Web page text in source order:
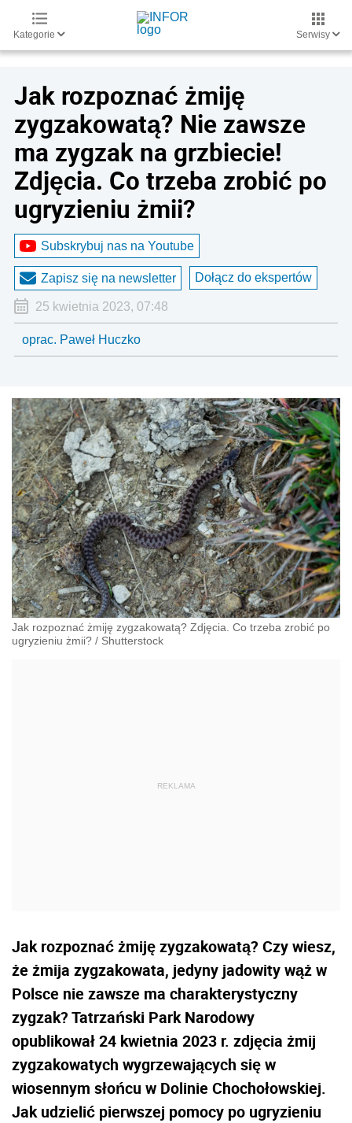
Kategorie Serwisy
Jak rozpoznać żmiję
zygzakowatą? Nie zawsze
ma zygzak na grzbiecie!
Zdjęcia. Co trzeba zrobić po
ugryzieniu żmii?
Subskrybuj nas na Youtube
Zapisz się na newsletter Dołącz do ekspertów
25 kwietnia 2023, 07:48
oprac. Paweł Huczko
Jak rozpoznać żmiję zygzakowatą? Zdjęcia. Co trzeba zrobić po
ugryzieniu żmii? / Shutterstock
Jak rozpoznać żmiję zygzakowatą? Czy wiesz,
że żmija zygzakowata, jedyny jadowity wąż w
Polsce nie zawsze ma charakterystyczny
zygzak? Tatrzański Park Narodowy
opublikował 24 kwietnia 2023 r. zdjęcia żmij
zygzakowatych wygrzewających się w
wiosennym słońcu w Dolinie Chochołowskiej.
Jak udzielić pierwszej pomocy po ugryzieniu